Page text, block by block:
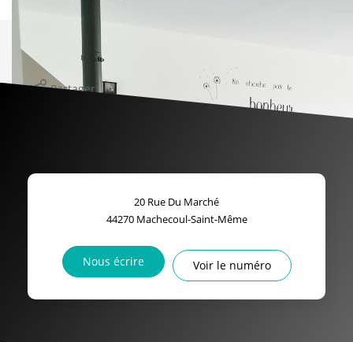
Partager Calculer mon budget
20 Rue Du Marché
44270 Machecoul-Saint-Même
Nous écrire Voir le numéro